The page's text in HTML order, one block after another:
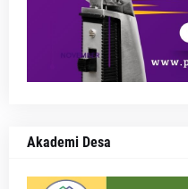
Akademi Desa